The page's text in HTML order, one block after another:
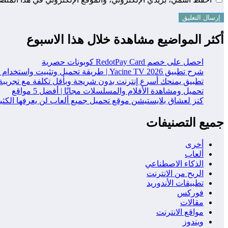
أكثر المواضيع مشاهدة خلال هذا الاسبوع
احصل على خصم RedotPay Card كوبونات حصرية
شرح تطبيق Yacine TV 2026 | طريقة تحميل وتثبيت واستخدام التطبيق خطوة بخطوة
تطبيق يمنحك أسرع إنترنت بدون شريحة وبأقل تكلفة مع
تحميل ومشاهدة الأفلام والمسلسلات مجانًا | أفضل 5 مواقع
كنز لعشاق بلايستيشن موقع تحميل جميع ألعاب لن يعرفها
جميع التصنيفات
أخرى
ألعاب
الذكاء الاصطناعي
الربح من الانترنت
تطبيقات الأندوريد
فوركس
مقالات
مواقع الانترنت
ويندوز